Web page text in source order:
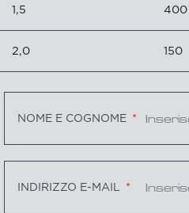
1,5 400
2,0 150
NOME E COGNOME
INDIRIZZO E-MAIL